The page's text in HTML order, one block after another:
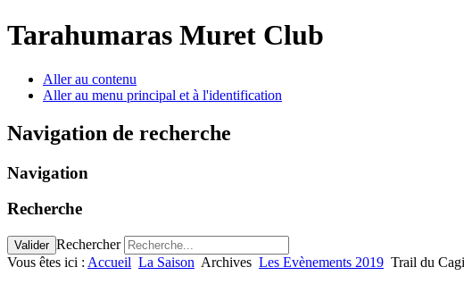
Tarahumaras Muret Club
Aller au contenu
Aller au menu principal et à l'identification
Navigation de recherche
Navigation
Recherche
Valider Rechercher
Vous êtes ici : Accueil La Saison Archives Les Evènements 2019 Trail du